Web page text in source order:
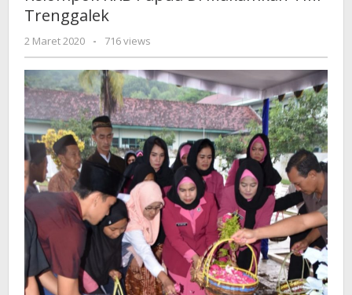
Dengan
Kelompok
KKB
Papua
Di
Makamkan
TMP
Trenggalek
Trenggalek
2 Maret 2020
oleh
targetnusa
- 716 views